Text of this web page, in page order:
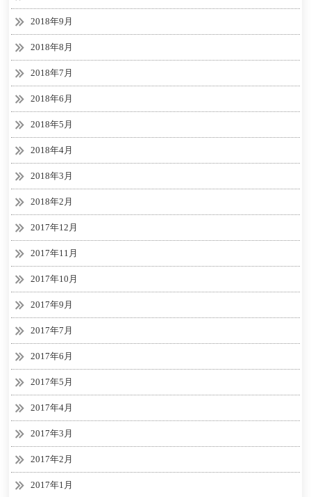
2018年9月
2018年8月
2018年7月
2018年6月
2018年5月
2018年4月
2018年3月
2018年2月
2017年12月
2017年11月
2017年10月
2017年9月
2017年7月
2017年6月
2017年5月
2017年4月
2017年3月
2017年2月
2017年1月